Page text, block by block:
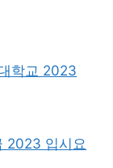
학교 2023
2023 입시요